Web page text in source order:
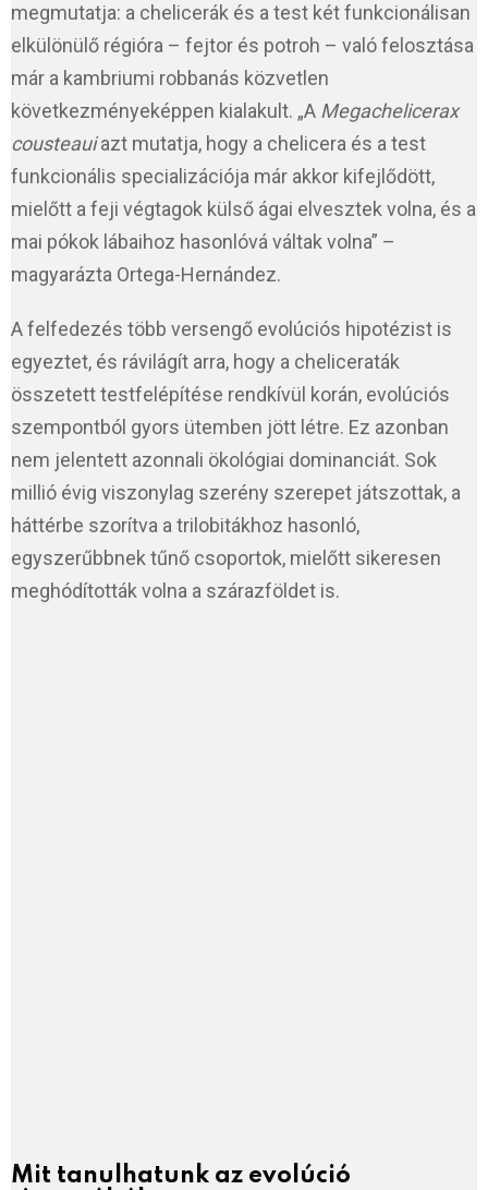
megmutatja: a chelicerák és a test két funkcionálisan
elkülönülő régióra – fejtor és potroh – való felosztása
már a kambriumi robbanás közvetlen
következményeképpen kialakult. „A Megachelicerax
cousteauiazt mutatja, hogy a chelicera és a test
funkcionális specializációja már akkor kifejlődött,
mielőtt a feji végtagok külső ágai elvesztek volna, és a
mai pókok lábaihoz hasonlóvá váltak volna” –
magyarázta Ortega-Hernández.
A felfedezés több versengő evolúciós hipotézist is
egyeztet, és rávilágít arra, hogy a cheliceraták
összetett testfelépítése rendkívül korán, evolúciós
szempontból gyors ütemben jött létre. Ez azonban
nem jelentett azonnali ökológiai dominanciát. Sok
millió évig viszonylag szerény szerepet játszottak, a
háttérbe szorítva a trilobitákhoz hasonló,
egyszerűbbnek tűnő csoportok, mielőtt sikeresen
meghódították volna a szárazföldet is.
Mit tanulhatunk az evolúció